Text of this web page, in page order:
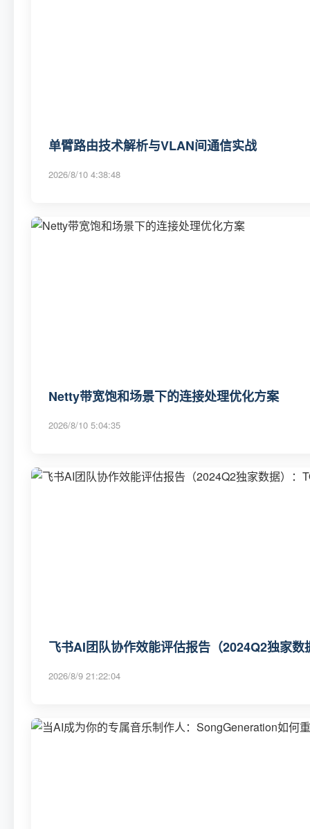
单臂路由技术解析与VLAN间通信实战
2026/8/10 4:38:48
Netty带宽饱和场景下的连接处理优化方案
2026/8/10 5:04:35
飞书AI团队协作效能评估报告（2024Q2独家
2026/8/9 21:22:04